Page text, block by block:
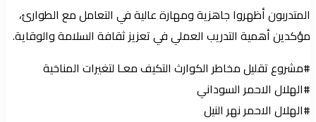
المتدربون أظهروا جاهزية ومهارة عالية في التعامل مع الطوارئ،
مؤكدين أهمية التدريب العملي في تعزيز ثقافة السلامة والوقاية.
#مشروع تقليل مخاطر الكوارث التكيف معـا لتغيرات المناخية
#الهلال الاحمر السوداني
#الهلال الاحمر نهر النيل